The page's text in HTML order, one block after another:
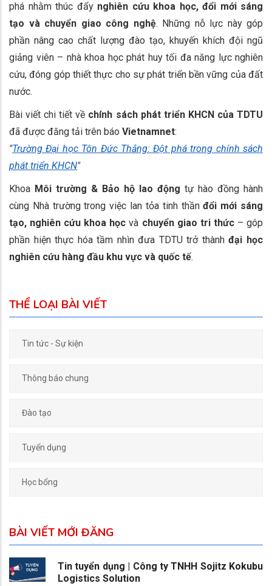
phá nhằm thúc đẩy nghiên cứu khoa học, đổi mới sáng
tạo và chuyển giao công nghệ. Những nỗ lực này góp
phần nâng cao chất lượng đào tạo, khuyến khích đội ngũ
giảng viên – nhà khoa học phát huy tối đa năng lực nghiên
cứu, đóng góp thiết thực cho sự phát triển bền vững của đất
nước.
Bài viết chi tiết về chính sách phát triển KHCN của TDTU
đã được đăng tải trên báo Vietnamnet:
"Trường Đại học Tôn Đức Thắng: Đột phá trong chính sách
phát triển KHCN"
Khoa Môi trường & Bảo hộ lao động tự hào đồng hành
cùng Nhà trường trong việc lan tỏa tinh thầnđổi mới sáng
tạo, nghiên cứu khoa học và chuyển giao tri thức– góp
phần hiện thực hóa tầm nhìn đưa TDTU trở thànhđại học
nghiên cứu hàng đầu khu vực và quốc tế.
THỂ LOẠI BÀI VIẾT
Tin tức - Sự kiện
Thông báo chung
Đào tạo
Tuyển dụng
Học bổng
BÀI VIẾT MỚI ĐĂNG
Tin tuyển dụng | Công ty TNHH Sojitz Kokubu
Logistics Solution